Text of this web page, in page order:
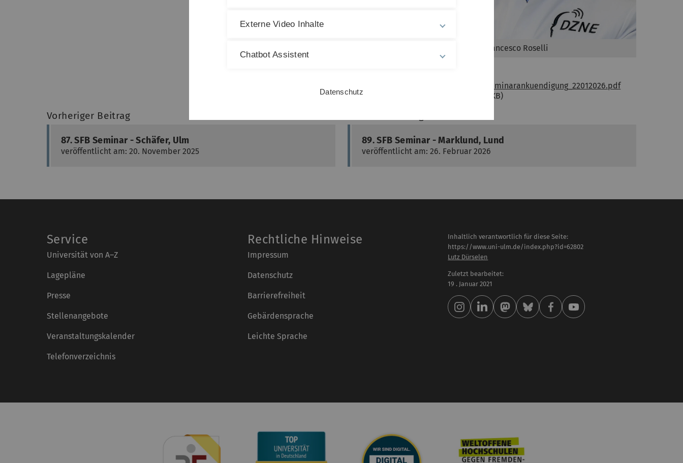
Prof. Dr. Francesco Roselli
Roselli_Seminarankuendigung_22012026.pdf
(PDF, 388 KB)
Vorheriger Beitrag
87. SFB Seminar - Schäfer, Ulm
veröffentlicht am: 20. November 2025
89. SFB Seminar - Marklund, Lund
veröffentlicht am: 26. Februar 2026
Service
Universität von A–Z
Lagepläne
Presse
Stellenangebote
Veranstaltungskalender
Telefonverzeichnis
Rechtliche Hinweise
Impressum
Datenschutz
Barrierefreiheit
Gebärdensprache
Leichte Sprache
Inhaltlich verantwortlich für diese Seite:
https://www.uni-ulm.de/index.php?id=62802
Lutz Dürselen
Zuletzt bearbeitet:
19 . Januar 2021
Externe Video Inhalte
Chatbot Assistent
Datenschutz